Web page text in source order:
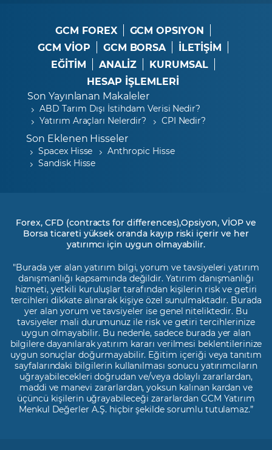
GCM FOREX
GCM OPSIYON
GCM VİOP
GCM BORSA
İLETİŞİM
EĞİTİM
ANALİZ
KURUMSAL
HESAP İŞLEMLERİ
Son Yayınlanan Makaleler
ABD Tarım Dışı İstihdam Verisi Nedir?
Yatırım Araçları Nelerdir?
CPI Nedir?
Son Eklenen Hisseler
Spacex Hisse
Anthropic Hisse
Sandisk Hisse
Forex, CFD (contracts for differences),Opsiyon, VİOP ve
Borsa ticareti yüksek oranda kayıp riski içerir ve her
yatırımcı için uygun olmayabilir.
"Burada yer alan yatırım bilgi, yorum ve tavsiyeleri yatırım
danışmanlığı kapsamında değildir. Yatırım danışmanlığı
hizmeti, yetkili kuruluşlar tarafından kişilerin risk ve getiri
tercihleri dikkate alınarak kişiye özel sunulmaktadır. Burada
yer alan yorum ve tavsiyeler ise genel niteliktedir. Bu
tavsiyeler mali durumunuz ile risk ve getiri tercihlerinize
uygun olmayabilir. Bu nedenle, sadece burada yer alan
bilgilere dayanılarak yatırım kararı verilmesi beklentilerinize
uygun sonuçlar doğurmayabilir. Eğitim içeriği veya tanıtım
sayfalarındaki bilgilerin kullanılması sonucu yatırımcıların
uğrayabilecekleri doğrudan ve/veya dolaylı zararlardan,
maddi ve manevi zararlardan, yoksun kalınan kardan ve
üçüncü kişilerin uğrayabileceği zararlardan GCM Yatırım
Menkul Değerler A.Ş. hiçbir şekilde sorumlu tutulamaz.”